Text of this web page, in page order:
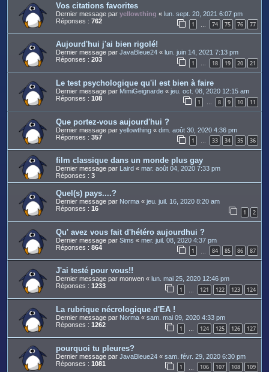
Vos citations favorites
Dernier message par yellowthing « lun. sept. 20, 2021 6:07 pm
Réponses : 762 1 74 75 76 77
Aujourd'hui j'ai bien rigolé!
Dernier message par JavaBleue24 « lun. juin 14, 2021 7:13 pm
Réponses : 203 1 … 18 19 20 21
Le test psychologique qu'il est bien à faire
Dernier message par MimiGeignarde « jeu. oct. 08, 2020 12:15 am
Réponses : 108 1 … 8 9 10 11
Que portez-vous aujourd'hui ?
Dernier message par yellowthing « dim. août 30, 2020 4:36 pm
Réponses : 357 1 33 34 35 36
film classique dans un monde plus gay
Dernier message par Laird « mar. août 04, 2020 7:33 pm
Réponses : 3
Quel(s) pays....?
Dernier message par Norma « jeu. juil. 16, 2020 8:20 am
Réponses : 16 1 2
Qu' avez vous fait d'hétéro aujourdhui ?
Dernier message par Sims « mer. juil. 08, 2020 4:37 pm
Réponses : 864 1 84 85 86 87
J'ai testé pour vous!!
Dernier message par monwen « lun. mai 25, 2020 12:46 pm
Réponses : 1233 1 121 122 123 124
La rubrique nécrologique d'EA !
Dernier message par Norma « sam. mai 09, 2020 4:33 pm
Réponses : 1262 1 … 124 125 126 127
pourquoi tu pleures?
Dernier message par JavaBleue24 « sam. févr. 29, 2020 6:30 pm
Réponses : 1081 1 106 107 108 109